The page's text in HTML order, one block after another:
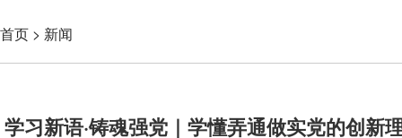
首页 > 新闻
学习新语·铸魂强党｜学懂弄通做实党的创新